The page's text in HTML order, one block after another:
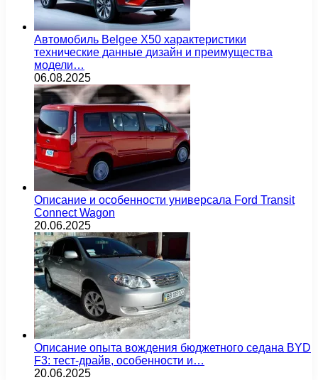
Автомобиль Belgee X50 характеристики
технические данные дизайн и преимущества
модели…
06.08.2025
Описание и особенности универсала Ford Transit
Connect Wagon
20.06.2025
Описание опыта вождения бюджетного седана BYD
F3: тест-драйв, особенности и…
20.06.2025